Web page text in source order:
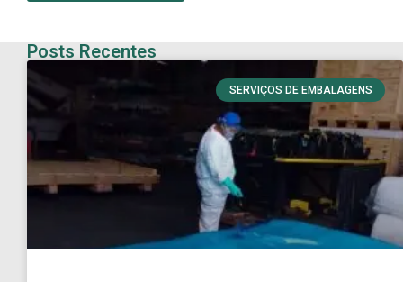
Posts Recentes
SERVIÇOS DE EMBALAGENS